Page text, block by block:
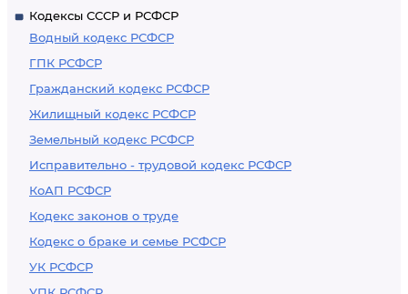
Кодексы СССР и РСФСР
Водный кодекс РСФСР
ГПК РСФСР
Гражданский кодекс РСФСР
Жилищный кодекс РСФСР
Земельный кодекс РСФСР
Исправительно - трудовой кодекс РСФСР
КоАП РСФСР
Кодекс законов о труде
Кодекс о браке и семье РСФСР
УК РСФСР